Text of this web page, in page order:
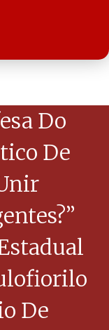
Do
De
De